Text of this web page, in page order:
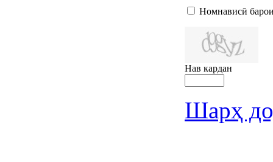
Номнависӣ
Нав кардан
Шарҳ